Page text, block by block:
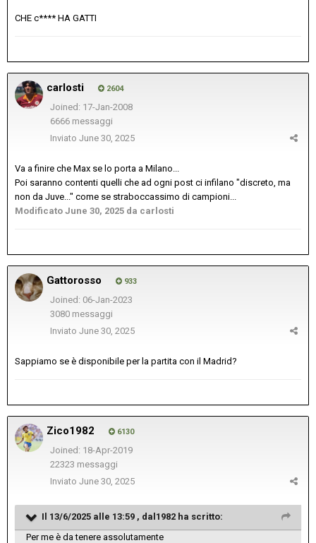
CHE c**** HA GATTI
carlosti 2604
Joined: 17-Jan-2008
6666 messaggi
Inviato June 30, 2025
Va a finire che Max se lo porta a Milano...
Poi saranno contenti quelli che ad ogni post ci infilano "discreto, ma
non da Juve..." come se straboccassimo di campioni...
Modificato June 30, 2025 da carlosti
Gattorosso 933
Joined: 06-Jan-2023
3080 messaggi
Inviato June 30, 2025
Sappiamo se è disponibile per la partita con il Madrid?
Zico1982 6130
Joined: 18-Apr-2019
22323 messaggi
Inviato June 30, 2025
Il 13/6/2025 alle 13:59 , dal1982 ha scritto:
Per me è da tenere assolutamente